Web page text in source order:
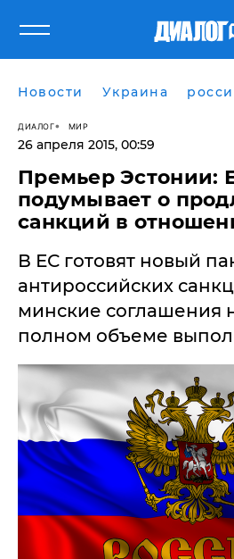
Новости Украина
ДИАЛОГ МИР
26 апреля 2015, 00:59
Премьер Эстонии:
подумывает о
санкций в
В ЕС готовят новый
антироссийских
минские соглашения
полном объеме